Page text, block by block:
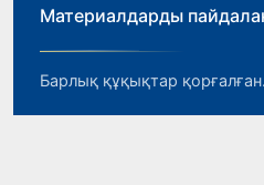
Материалдарды
Барлық құқықтар қорғалған.